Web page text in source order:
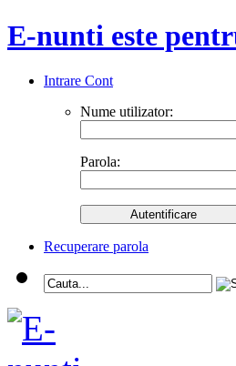
E-nunti este
Intrare Cont
Nume utilizator:
Parola:
Recuperare parola